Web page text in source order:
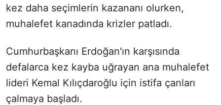
kez daha seçimlerin kazananı olurken,
muhalefet kanadında krizler patladı.
Cumhurbaşkanı Erdoğan'ın karşısında
defalarca kez kayba uğrayan ana muhalefet
lideri Kemal Kılıçdaroğlu için istifa çanları
çalmaya başladı.